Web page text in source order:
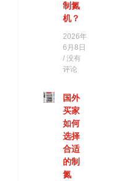
制氮
机？
2026年
6月8日
没有
评论
国外
买家
如何
选择
合适
的制
氮